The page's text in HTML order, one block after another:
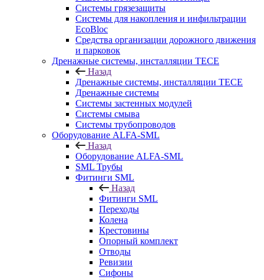
Системы грязезащиты
Системы для накопления и инфильтрации
EcoBloc
Средства организации дорожного движения
и парковок
Дренажные системы, инсталляции TECE
Назад
Дренажные системы, инсталляции TECE
Дренажные системы
Системы застенных модулей
Системы смыва
Системы трубопроводов
Оборудование ALFA-SML
Назад
Оборудование ALFA-SML
SML Трубы
Фитинги SML
Назад
Фитинги SML
Переходы
Колена
Крестовины
Опорный комплект
Отводы
Ревизии
Сифоны